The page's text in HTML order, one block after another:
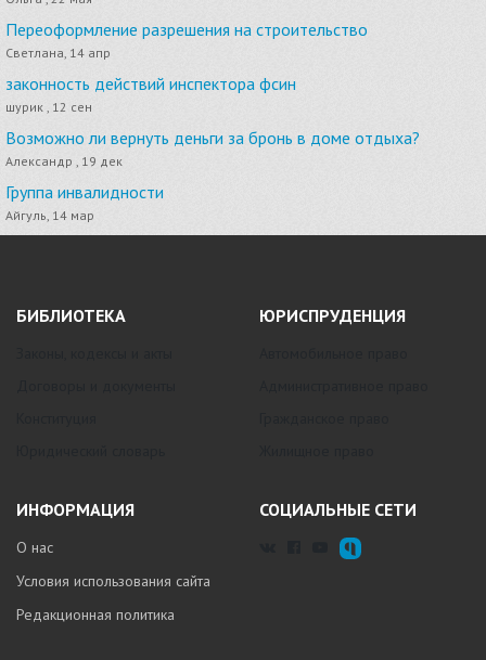
Переоформление разрешения на строительство
Светлана, 14 апр
законность действий инспектора фсин
шурик , 12 сен
Возможно ли вернуть деньги за бронь в доме отдыха?
Александр , 19 дек
Группа инвалидности
Айгуль, 14 мар
БИБЛИОТЕКА ЮРИСПРУДЕНЦИЯ
ИНФОРМАЦИЯ
О нас
Условия использования сайта
Редакционная политика
СОЦИАЛЬНЫЕ СЕТИ